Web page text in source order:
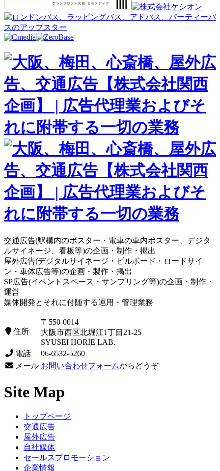
交通広告(駅構内のポスター・電車の車内ポスター、デジタ
ルサイネージ、看板等)の企画・制作・掲出
屋外広告(デジタルサイネージ・ビルボード・ロードサイ
ン・車体広告等)の企画・製作・掲出
SP広告(イベントスペース・サンプリング等)の企画・制作・
運営
媒体開発とそれに付随する運用・管理業務
住所
〒550-0014
大阪市西区北堀江1丁目21-25
SYUSEI HORIE LAB.
電話
06-6532-5260
メール お問い合わせフォームからどうぞ
Site Map
トップページ
交通広告
屋外広告
自社媒体
セールスプロモーション
企業情報